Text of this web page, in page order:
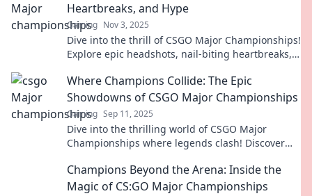
Heartbreaks, and Hype
Gaming Nov 3, 2025
Dive into the thrill of CSGO Major Championships!
Explore epic headshots, nail-biting heartbreaks,
Where Champions Collide: The Epic
Showdowns of CSGO Major Championships
Gaming Sep 11, 2025
Dive into the thrilling world of CSGO Major
Championships where legends clash! Discover
define esports!
Champions Beyond the Arena: Inside the
Magic of CS:GO Major Championships